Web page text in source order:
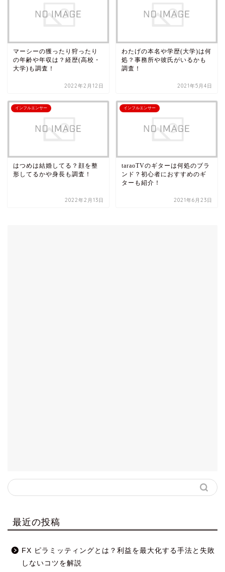
マーシーの獲ったり狩ったり
の年齢や年収は？経歴(高校・
大学)も調査！
2022年2月12日
わたげの本名や学歴(大学)は何
処？事務所や彼氏がいるかも
調査！
2021年5月4日
インフルエンサー
はつめは結婚してる？顔を整
形してるかや身長も調査！
2022年2月13日
インフルエンサー
taraoTVのギターは何処のブラ
ンド？初心者におすすめのギ
ターも紹介！
2021年6月23日
最近の投稿
FX ピラミッティングとは？利益を最大化する手法と失敗
しないコツを解説